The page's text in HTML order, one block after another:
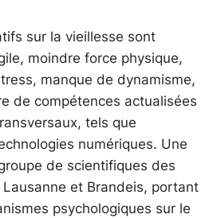
sur la vieillesse sont
moindre force physique,
manque de dynamisme,
de compétences actualisées
tels que
numériques. Une
de scientifiques des
et Brandeis, portant
psychologiques sur le